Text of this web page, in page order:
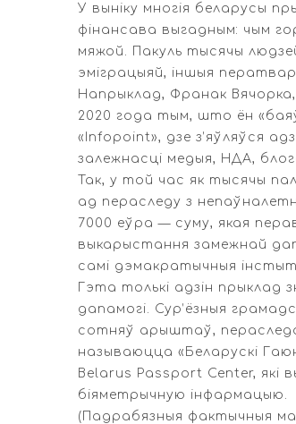
У выніку многія беларусы
фінансава выгадным: чым
мяжой. Пакуль тысячы
эміграцыяй, іншыя
Напрыклад, Франак
2020 года тым, што ён
«Infopoint», дзе з’яўляўся
залежнасці медыя, НДА,
Так, у той час як тысячы
ад пераследу з
7000 еўра — суму, якая
выкарыстання замежнай
самі дэмакратычныя
Гэта толькі адзін
дапамогі. Сур’ёзныя
сотняў арыштаў,
называюцца «Беларускі
Belarus Passport Center, які
біяметрычную інфармацыю.
(Падрабязныя фактычныя